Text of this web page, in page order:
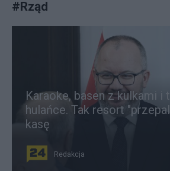
#Rząd
Karaoke, basen z kulkami i
hulańce. Tak resort
kasę
Redakcja